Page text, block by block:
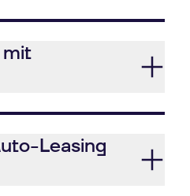
mit
Leasing